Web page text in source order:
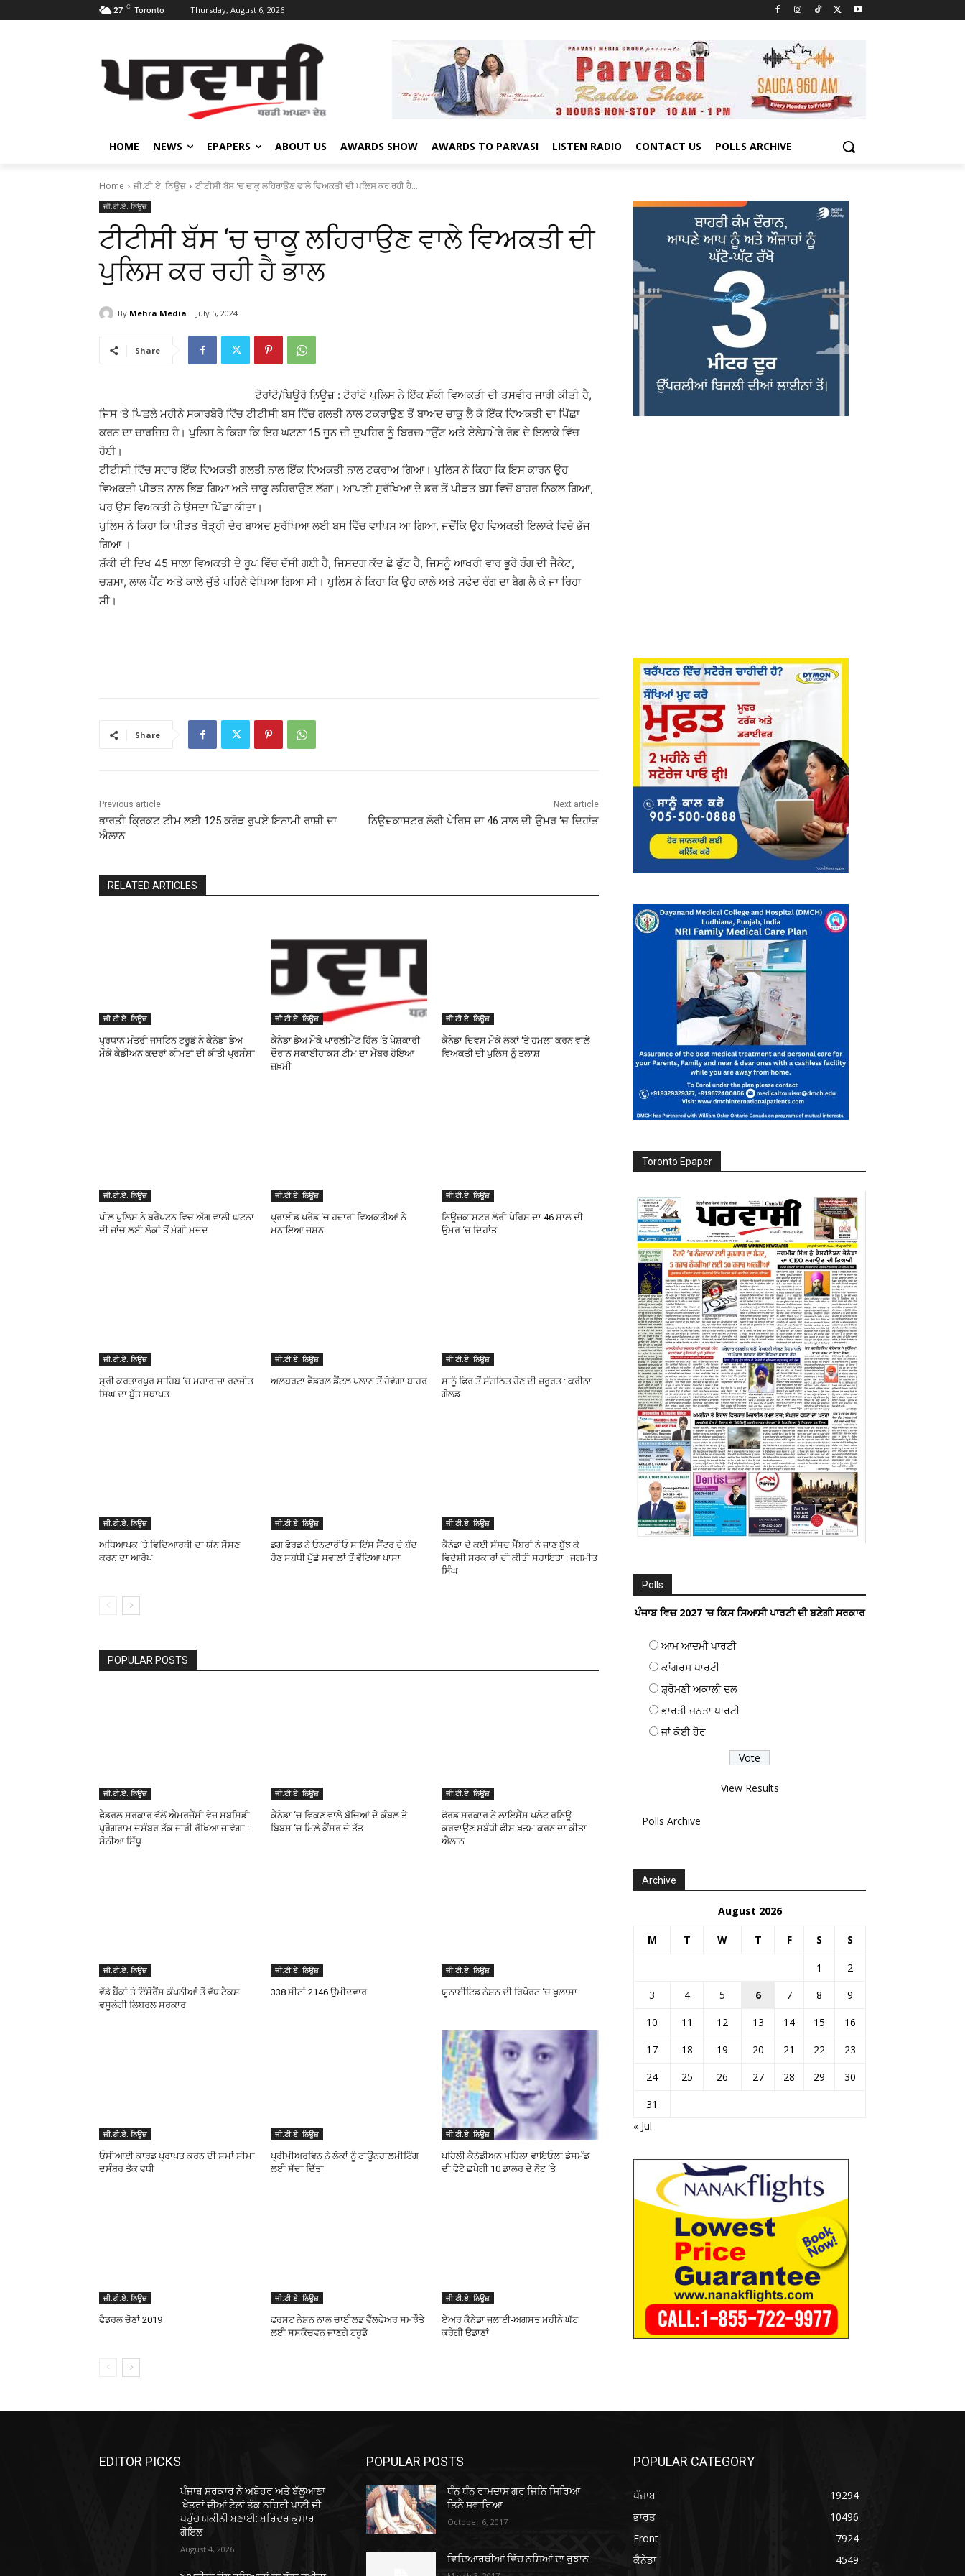
27 C Toronto Thursday, August 6, 2026
HOME NEWS EPAPERS ABOUT US AWARDS SHOW AWARDS TO PARVASI LISTEN RADIO CONTACT US POLLS ARCHIVE
Home ਜੀ.ਟੀ.ਏ. ਨਿਊਜ਼ ਟੀਟੀਸੀ ਬੱਸ 'ਚ ਚਾਕੂ ਲਹਿਰਾਉਣ ਵਾਲੇ ਵਿਅਕਤੀ ਦੀ ਪੁਲਿਸ ਕਰ ਰਹੀ ਹੈ...
ਜੀ.ਟੀ.ਏ. ਨਿਊਜ਼
ਟੀਟੀਸੀ ਬੱਸ ‘ਚ ਚਾਕੂ ਲਹਿਰਾਉਣ ਵਾਲੇ ਵਿਅਕਤੀ ਦੀ
ਪੁਲਿਸ ਕਰ ਰਹੀ ਹੈ ਭਾਲ
By Mehra Media July 5, 2024
Share
ਟੋਰਾਂਟੋ/ਬਿਊਰੋ ਨਿਊਜ਼ : ਟੋਰਾਂਟੋ ਪੁਲਿਸ ਨੇ ਇੱਕ ਸ਼ੱਕੀ ਵਿਅਕਤੀ ਦੀ ਤਸਵੀਰ ਜਾਰੀ ਕੀਤੀ ਹੈ,
ਜਿਸ ‘ਤੇ ਪਿਛਲੇ ਮਹੀਨੇ ਸਕਾਰਬੋਰੋ ਵਿੱਚ ਟੀਟੀਸੀ ਬਸ ਵਿੱਚ ਗਲਤੀ ਨਾਲ ਟਕਰਾਉਣ ਤੋਂ ਬਾਅਦ ਚਾਕੂ ਲੈ ਕੇ ਇੱਕ ਵਿਅਕਤੀ ਦਾ ਪਿੱਛਾ
ਕਰਨ ਦਾ ਚਾਰਜਿਜ਼ ਹੈ। ਪੁਲਿਸ ਨੇ ਕਿਹਾ ਕਿ ਇਹ ਘਟਨਾ 15 ਜੂਨ ਦੀ ਦੁਪਹਿਰ ਨੂੰ ਬਿਰਚਮਾਉਂਟ ਅਤੇ ਏਲੇਸਮੇਰੇ ਰੋਡ ਦੇ ਇਲਾਕੇ ਵਿੱਚ
ਹੋਈ।
ਟੀਟੀਸੀ ਵਿੱਚ ਸਵਾਰ ਇੱਕ ਵਿਅਕਤੀ ਗਲਤੀ ਨਾਲ ਇੱਕ ਵਿਅਕਤੀ ਨਾਲ ਟਕਰਾਅ ਗਿਆ। ਪੁਲਿਸ ਨੇ ਕਿਹਾ ਕਿ ਇਸ ਕਾਰਨ ਉਹ
ਵਿਅਕਤੀ ਪੀੜਤ ਨਾਲ ਭਿੜ ਗਿਆ ਅਤੇ ਚਾਕੂ ਲਹਿਰਾਉਣ ਲੱਗਾ। ਆਪਣੀ ਸੁਰੱਖਿਆ ਦੇ ਡਰ ਤੋਂ ਪੀੜਤ ਬਸ ਵਿਚੋਂ ਬਾਹਰ ਨਿਕਲ ਗਿਆ,
ਪਰ ਉਸ ਵਿਅਕਤੀ ਨੇ ਉਸਦਾ ਪਿੱਛਾ ਕੀਤਾ।
ਪੁਲਿਸ ਨੇ ਕਿਹਾ ਕਿ ਪੀੜਤ ਥੋੜ੍ਹੀ ਦੇਰ ਬਾਅਦ ਸੁਰੱਖਿਆ ਲਈ ਬਸ ਵਿੱਚ ਵਾਪਿਸ ਆ ਗਿਆ, ਜਦੋਂਕਿ ਉਹ ਵਿਅਕਤੀ ਇਲਾਕੇ ਵਿਚੋ ਭੱਜ
ਗਿਆ ।
ਸ਼ੱਕੀ ਦੀ ਦਿਖ 45 ਸਾਲਾ ਵਿਅਕਤੀ ਦੇ ਰੂਪ ਵਿੱਚ ਦੱਸੀ ਗਈ ਹੈ, ਜਿਸਦਗ ਕੱਦ ਛੇ ਫੁੱਟ ਹੈ, ਜਿਸਨੂੰ ਆਖਰੀ ਵਾਰ ਭੂਰੇ ਰੰਗ ਦੀ ਜੈਕੇਟ,
ਚਸ਼ਮਾ, ਲਾਲ ਪੈਂਟ ਅਤੇ ਕਾਲੇ ਜੁੱਤੇ ਪਹਿਨੇ ਵੇਖਿਆ ਗਿਆ ਸੀ। ਪੁਲਿਸ ਨੇ ਕਿਹਾ ਕਿ ਉਹ ਕਾਲੇ ਅਤੇ ਸਫੇਦ ਰੰਗ ਦਾ ਬੈਗ ਲੈ ਕੇ ਜਾ ਰਿਹਾ
ਸੀ।
Share
Previous article
ਭਾਰਤੀ ਕ੍ਰਿਕਟ ਟੀਮ ਲਈ 125 ਕਰੋੜ ਰੁਪਏ ਇਨਾਮੀ ਰਾਸ਼ੀ ਦਾ
ਐਲਾਨ
Next article
ਨਿਊਜ਼ਕਾਸਟਰ ਲੋਰੀ ਪੇਰਿਸ ਦਾ 46 ਸਾਲ ਦੀ ਉਮਰ ‘ਚ ਦਿਹਾਂਤ
RELATED ARTICLES
ਜੀ.ਟੀ.ਏ. ਨਿਊਜ਼
ਪ੍ਰਧਾਨ ਮੰਤਰੀ ਜਸਟਿਨ ਟਰੂਡੋ ਨੇ ਕੈਨੇਡਾ ਡੇਅ
ਮੌਕੇ ਕੈਡੀਅਨ ਕਦਰਾਂ-ਕੀਮਤਾਂ ਦੀ ਕੀਤੀ ਪ੍ਰਸੰਸਾ
ਜੀ.ਟੀ.ਏ. ਨਿਊਜ਼
ਕੈਨੇਡਾ ਡੇਅ ਮੌਕੇ ਪਾਰਲੀਮੈਂਟ ਹਿੱਲ ‘ਤੇ ਪੇਸ਼ਕਾਰੀ
ਦੌਰਾਨ ਸਕਾਈਹਾਕਸ ਟੀਮ ਦਾ ਮੈਂਬਰ ਹੋਇਆ
ਜ਼ਖ਼ਮੀ
ਜੀ.ਟੀ.ਏ. ਨਿਊਜ਼
ਕੈਨੇਡਾ ਦਿਵਸ ਮੌਕੇ ਲੋਕਾਂ ‘ਤੇ ਹਮਲਾ ਕਰਨ ਵਾਲੇ
ਵਿਅਕਤੀ ਦੀ ਪੁਲਿਸ ਨੂੰ ਤਲਾਸ਼
ਜੀ.ਟੀ.ਏ. ਨਿਊਜ਼
ਪੀਲ ਪੁਲਿਸ ਨੇ ਬਰੈਂਪਟਨ ਵਿਚ ਅੱਗ ਵਾਲੀ ਘਟਨਾ
ਦੀ ਜਾਂਚ ਲਈ ਲੋਕਾਂ ਤੋਂ ਮੰਗੀ ਮਦਦ
ਜੀ.ਟੀ.ਏ. ਨਿਊਜ਼
ਪ੍ਰਾਈਡ ਪਰੇਡ ‘ਚ ਹਜ਼ਾਰਾਂ ਵਿਅਕਤੀਆਂ ਨੇ
ਮਨਾਇਆ ਜਸ਼ਨ
ਜੀ.ਟੀ.ਏ. ਨਿਊਜ਼
ਨਿਊਜ਼ਕਾਸਟਰ ਲੋਰੀ ਪੇਰਿਸ ਦਾ 46 ਸਾਲ ਦੀ
ਉਮਰ ‘ਚ ਦਿਹਾਂਤ
ਜੀ.ਟੀ.ਏ. ਨਿਊਜ਼
ਸ੍ਰੀ ਕਰਤਾਰਪੁਰ ਸਾਹਿਬ ‘ਚ ਮਹਾਰਾਜਾ ਰਣਜੀਤ
ਸਿੰਘ ਦਾ ਬੁੱਤ ਸਥਾਪਤ
ਜੀ.ਟੀ.ਏ. ਨਿਊਜ਼
ਅਲਬਰਟਾ ਫੈਡਰਲ ਡੈਂਟਲ ਪਲਾਨ ਤੋਂ ਹੋਵੇਗਾ ਬਾਹਰ
ਜੀ.ਟੀ.ਏ. ਨਿਊਜ਼
ਸਾਨੂੰ ਫਿਰ ਤੋਂ ਸੰਗਠਿਤ ਹੋਣ ਦੀ ਜ਼ਰੂਰਤ : ਕਰੀਨਾ
ਗੋਲਡ
ਜੀ.ਟੀ.ਏ. ਨਿਊਜ਼
ਅਧਿਆਪਕ ‘ਤੇ ਵਿਦਿਆਰਥੀ ਦਾ ਯੌਨ ਸੋਸਣ
ਕਰਨ ਦਾ ਆਰੋਪ
ਜੀ.ਟੀ.ਏ. ਨਿਊਜ਼
ਡਗ ਫੋਰਡ ਨੇ ਓਨਟਾਰੀਓ ਸਾਇੰਸ ਸੈਂਟਰ ਦੇ ਬੰਦ
ਹੋਣ ਸਬੰਧੀ ਪੁੱਛੇ ਸਵਾਲਾਂ ਤੋਂ ਵੱਟਿਆ ਪਾਸਾ
ਜੀ.ਟੀ.ਏ. ਨਿਊਜ਼
ਕੈਨੇਡਾ ਦੇ ਕਈ ਸੰਸਦ ਮੈਂਬਰਾਂ ਨੇ ਜਾਣ ਬੁੱਝ ਕੇ
ਵਿਦੇਸ਼ੀ ਸਰਕਾਰਾਂ ਦੀ ਕੀਤੀ ਸਹਾਇਤਾ : ਜਗਮੀਤ
ਸਿੰਘ
POPULAR POSTS
ਜੀ.ਟੀ.ਏ. ਨਿਊਜ਼
ਫੈਡਰਲ ਸਰਕਾਰ ਵੱਲੋਂ ਐਮਰਜੈਂਸੀ ਵੇਜ ਸਬਸਿਡੀ
ਪ੍ਰੋਗਰਾਮ ਦਸੰਬਰ ਤੱਕ ਜਾਰੀ ਰੱਖਿਆ ਜਾਵੇਗਾ :
ਸੋਨੀਆ ਸਿੱਧੂ
ਜੀ.ਟੀ.ਏ. ਨਿਊਜ਼
ਕੈਨੇਡਾ ‘ਚ ਵਿਕਣ ਵਾਲੇ ਬੱਚਿਆਂ ਦੇ ਕੰਬਲ ਤੇ
ਬਿਬਸ ‘ਚ ਮਿਲੇ ਕੈਂਸਰ ਦੇ ਤੱਤ
ਜੀ.ਟੀ.ਏ. ਨਿਊਜ਼
ਫੋਰਡ ਸਰਕਾਰ ਨੇ ਲਾਇਸੈਂਸ ਪਲੇਟ ਰਨਿਊ
ਕਰਵਾਉਣ ਸਬੰਧੀ ਫੀਸ ਖ਼ਤਮ ਕਰਨ ਦਾ ਕੀਤਾ
ਐਲਾਨ
ਜੀ.ਟੀ.ਏ. ਨਿਊਜ਼
ਵੱਡੇ ਬੈਂਕਾਂ ਤੇ ਇੰਸੋਰੈਂਸ ਕੰਪਨੀਆਂ ਤੋਂ ਵੱਧ ਟੈਕਸ
ਵਸੂਲੇਗੀ ਲਿਬਰਲ ਸਰਕਾਰ
ਜੀ.ਟੀ.ਏ. ਨਿਊਜ਼
338 ਸੀਟਾਂ 2146 ਉਮੀਦਵਾਰ
ਜੀ.ਟੀ.ਏ. ਨਿਊਜ਼
ਯੂਨਾਈਟਿਡ ਨੇਸ਼ਨ ਦੀ ਰਿਪੋਰਟ ‘ਚ ਖੁਲਾਸਾ
ਜੀ.ਟੀ.ਏ. ਨਿਊਜ਼
ਓਸੀਆਈ ਕਾਰਡ ਪ੍ਰਾਪਤ ਕਰਨ ਦੀ ਸਮਾਂ ਸੀਮਾ
ਦਸੰਬਰ ਤੱਕ ਵਧੀ
ਜੀ.ਟੀ.ਏ. ਨਿਊਜ਼
ਪ੍ਰੀਮੀਅਰਵਿਨ ਨੇ ਲੋਕਾਂ ਨੂੰ ਟਾਊਨਹਾਲਮੀਟਿੰਗ
ਲਈ ਸੱਦਾ ਦਿੱਤਾ
ਜੀ.ਟੀ.ਏ. ਨਿਊਜ਼
ਪਹਿਲੀ ਕੈਨੇਡੀਅਨ ਮਹਿਲਾ ਵਾਇਓਲਾ ਡੇਸਮੰਡ
ਦੀ ਫੋਟੋ ਛਪੇਗੀ 10 ਡਾਲਰ ਦੇ ਨੋਟ ‘ਤੇ
ਜੀ.ਟੀ.ਏ. ਨਿਊਜ਼
ਫੈਡਰਲ ਚੋਣਾਂ 2019
ਜੀ.ਟੀ.ਏ. ਨਿਊਜ਼
ਫਰਸਟ ਨੇਸ਼ਨ ਨਾਲ ਚਾਈਲਡ ਵੈੱਲਫੇਅਰ ਸਮਝੌਤੇ
ਲਈ ਸਸਕੈਚਵਨ ਜਾਣਗੇ ਟਰੂਡੋ
ਜੀ.ਟੀ.ਏ. ਨਿਊਜ਼
ਏਅਰ ਕੈਨੇਡਾ ਜੁਲਾਈ-ਅਗਸਤ ਮਹੀਨੇ ਘੱਟ
ਕਰੇਗੀ ਉਡਾਣਾਂ
Toronto Epaper
Polls
ਪੰਜਾਬ ਵਿਚ 2027 ’ਚ ਕਿਸ ਸਿਆਸੀ ਪਾਰਟੀ ਦੀ ਬਣੇਗੀ ਸਰਕਾਰ
ਆਮ ਆਦਮੀ ਪਾਰਟੀ
ਕਾਂਗਰਸ ਪਾਰਟੀ
ਸ਼੍ਰੋਮਣੀ ਅਕਾਲੀ ਦਲ
ਭਾਰਤੀ ਜਨਤਾ ਪਾਰਟੀ
ਜਾਂ ਕੋਈ ਹੋਰ
View Results
Polls Archive
Archive
August 2026
M T W T F S S
1
2
3
4 5 6 7 8
9
10
11 12 13 14 15
16
17
18 19 20 21 22
23
24
25 26 27 28 29
30
31
« Jul
EDITOR PICKS
ਪੰਜਾਬ ਸਰਕਾਰ ਨੇ ਅਬੋਹਰ ਅਤੇ ਬੱਲੂਆਣਾ
ਖੇਤਰਾਂ ਦੀਆਂ ਟੇਲਾਂ ਤੱਕ ਨਹਿਰੀ ਪਾਣੀ ਦੀ
ਪਹੁੰਚ ਯਕੀਨੀ ਬਣਾਈ: ਬਰਿੰਦਰ ਕੁਮਾਰ
ਗੋਇਲ
August 4, 2026
POPULAR POSTS
ਧੰਨੁ ਧੰਨੁ ਰਾਮਦਾਸ ਗੁਰੁ ਜਿਨਿ ਸਿਰਿਆ
ਤਿਨੈ ਸਵਾਰਿਆ
October 6, 2017
ਵਿਦਿਆਰਥੀਆਂ ਵਿੱਚ ਨਸ਼ਿਆਂ ਦਾ ਰੁਝਾਨ
POPULAR CATEGORY
ਪੰਜਾਬ
19294
ਭਾਰਤ
10496
Front
7924
ਕੈਨੇਡਾ
4549